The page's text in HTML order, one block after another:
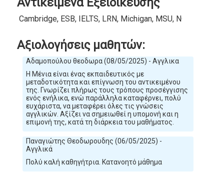
Cambridge, ESB, IELTS, LRN, Michigan, MSU, NOCN,
Αξιολογήσεις μαθητών:
Αδαμοπούλου θεοδωρα (08/05/2025) - Αγγλικα
Η Μένια είναι ένας εκπαιδευτικός με
μεταδοτικότητα και επίγνωση του αντικειμένου
της. Γνωρίζει πλήρως τους τρόπους προσέγγισης
ενός ενήλικα, ενώ παράλληλα καταφέρνει, πολύ
ευχάριστα, να μεταφέρει όλες τις γνώσεις
αγγλικών. Αξίζει να σημειωθεί η υπομονή και η
επιμονή της, κατά τη διάρκεια του μαθήματος.
Παναγιώτης Θεοδωρουδης (06/05/2025) -
Αγγλικά
Πολύ καλή καθηγήτρια. Κατανοητό μάθημα